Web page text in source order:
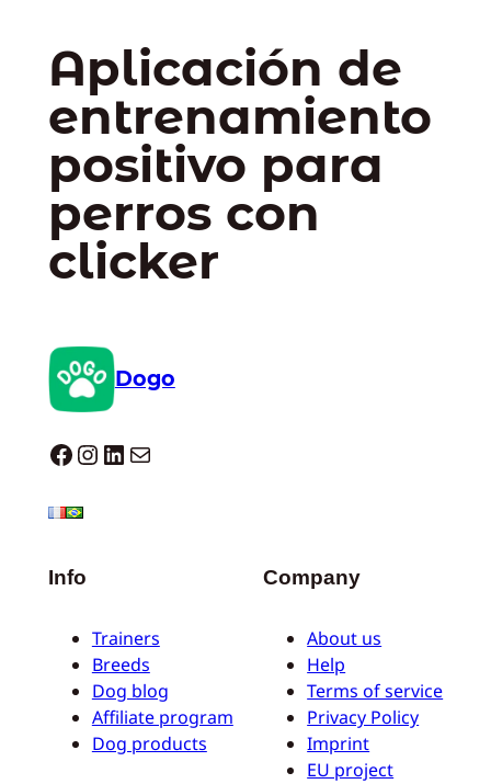
Aplicación de
entrenamiento
positivo para
perros con
clicker
Dogo
Dogo facebook InstagramLinkedIn Correo electrónico
Info
Trainers
Breeds
Dog blog
Affiliate program
Dog products
Company
About us
Help
Terms of service
Privacy Policy
Imprint
EU project